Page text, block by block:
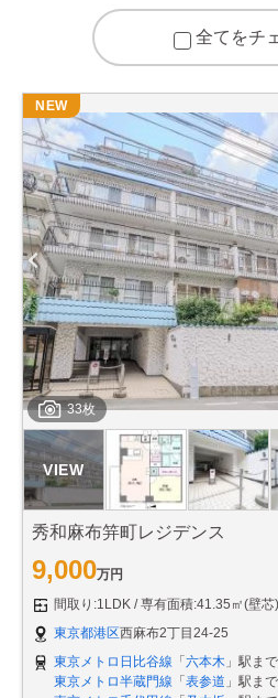
全てをチ
33枚
NEW
秀和麻布笄町レジデンス
9,000万円
間取り:1LDK
専有面積:41.35㎡(壁芯)
東京都港区西麻布2丁目24-25
東京メトロ日比谷線 「 六本木 」駅ま
東京メトロ半蔵門線 「 表参道 」駅ま